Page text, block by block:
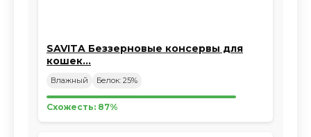
SAVITA Беззерновые консервы для
кошек…
Влажный Белок: 25%
Схожесть: 87%